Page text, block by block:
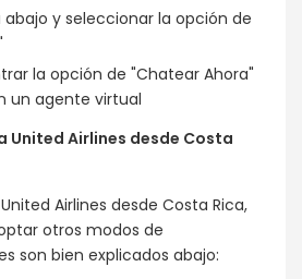
abajo y seleccionar la opción de
la opción de "Chatear Ahora"
un agente virtual
United Airlines desde Costa
Airlines desde Costa Rica,
otros modos de
son bien explicados abajo: